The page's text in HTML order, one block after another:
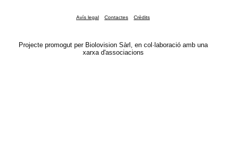
Avís legal Contactes Crèdits
Projecte promogut per Biolovision Sàrl, en col·laboració amb una
xarxa d'associacions